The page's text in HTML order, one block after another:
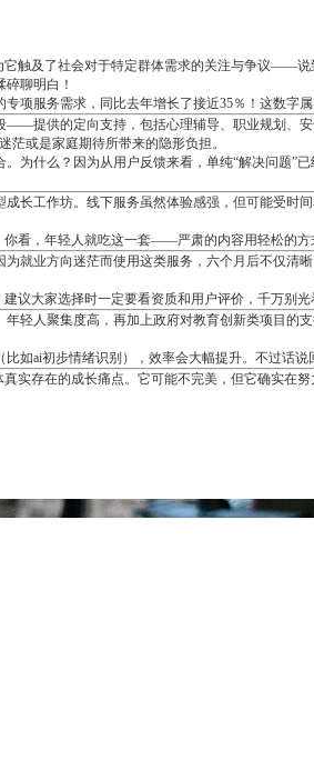
触及了社会对于特定群体需求的关注与争议——
聊明白！
服务需求，同比去年增长了接近35％！这数字
供的定向支持，包括心理辅导、职业规划、
或是家庭期待所带来的隐形负担。
什么？因为从用户反馈来看，单纯“解决问题”
长工作坊。线下服务虽然体验感强，但可能受
看，年轻人就吃这一套——严肃的内容用轻松的方
业方向迷茫而使用这类服务，六个月后不仅清
大家选择时一定要看资质和用户评价，千万别光
人聚集度高，再加上政府对教育创新类项目的
初步情绪识别），效率会大幅提升。不过话说
实存在的成长痛点。它可能不完美，但它确实